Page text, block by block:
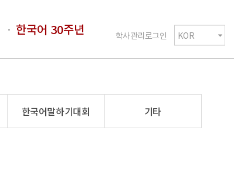
학사관리로그인
한국어 30주년
한국어말하기대회 기타